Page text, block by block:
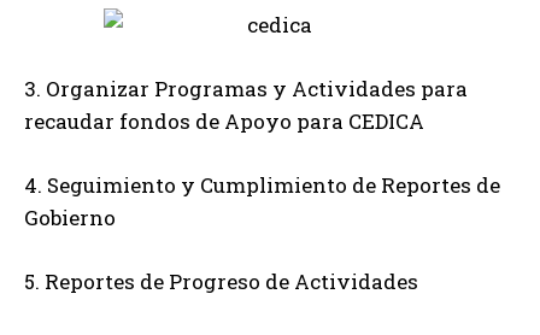
3. Organizar Programas y Actividades para
recaudar fondos de Apoyo para CEDICA
4. Seguimiento y Cumplimiento de Reportes de
Gobierno
5. Reportes de Progreso de Actividades